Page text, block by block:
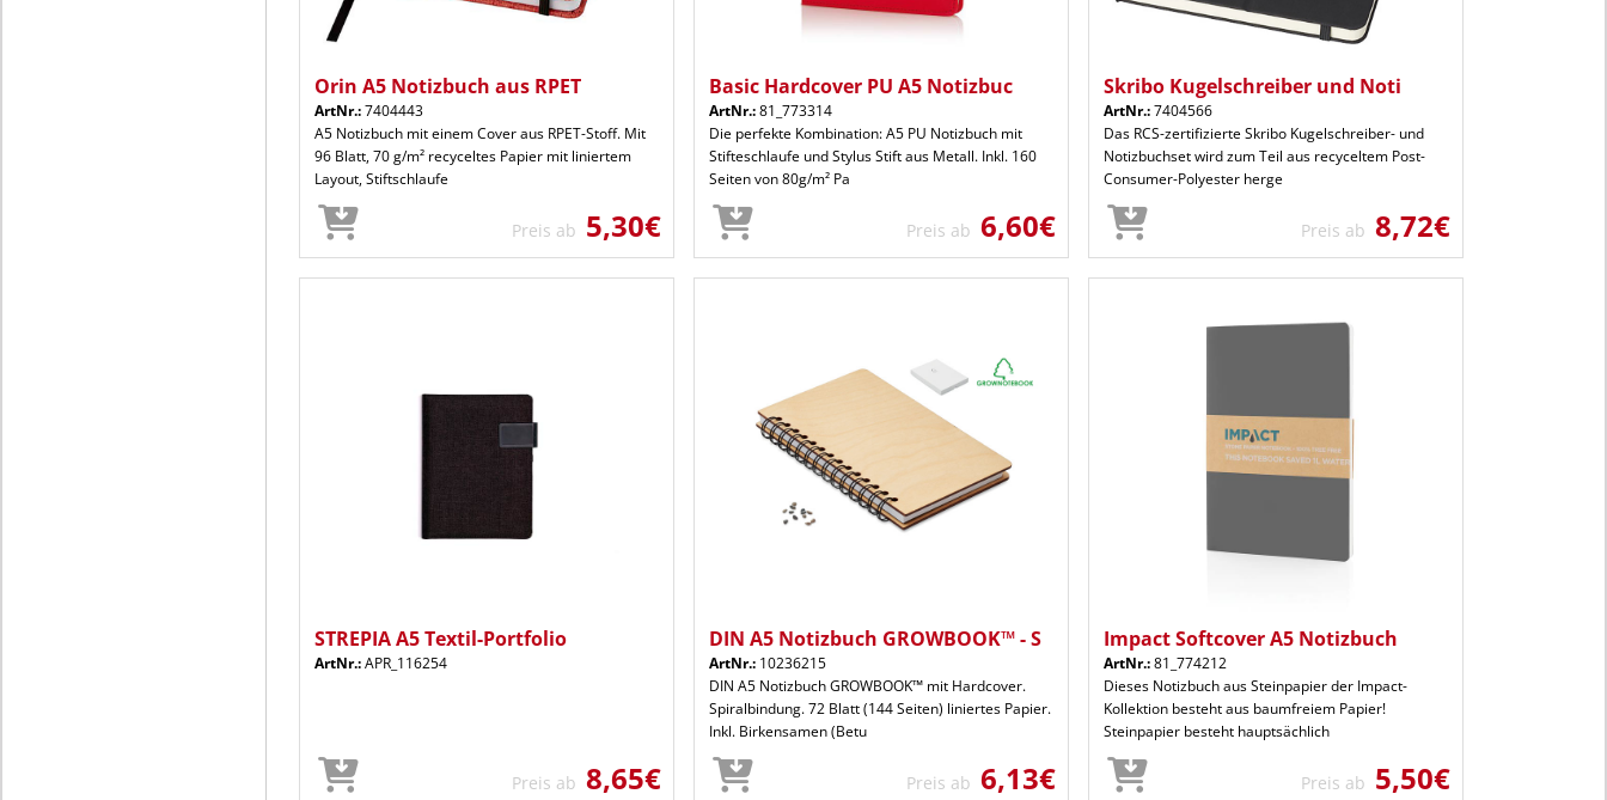
Orin A5 Notizbuch aus RPET
ArtNr.:7404443
A5 Notizbuch mit einem Cover aus RPET-Stoff. Mit
96 Blatt, 70 g/m² recyceltes Papier mit liniertem
Layout, Stiftschlaufe
Preis ab 5,30€
Basic Hardcover PU A5 Notizbuc
ArtNr.:81_773314
Die perfekte Kombination: A5 PU Notizbuch mit
Stifteschlaufe und Stylus Stift aus Metall. Inkl. 160
Seiten von 80g/m² Pa
Preis ab 6,60€
Skribo Kugelschreiber und Noti
ArtNr.:7404566
Das RCS-zertifizierte Skribo Kugelschreiber- und
Notizbuchset wird zum Teil aus recyceltem Post-
Consumer-Polyester herge
Preis ab 8,72€
STREPIA A5 Textil-Portfolio
ArtNr.:APR_116254
Preis ab 8,65€
DIN A5 Notizbuch GROWBOOK™ - S
ArtNr.: 10236215
DIN A5 Notizbuch GROWBOOK™ mit Hardcover.
Spiralbindung. 72 Blatt (144 Seiten) liniertes Papier.
Inkl. Birkensamen (Betu
Preis ab 6,13€
Impact Softcover A5 Notizbuch
ArtNr.:81_774212
Dieses Notizbuch aus Steinpapier der Impact-
Kollektion besteht aus baumfreiem Papier!
Steinpapier besteht hauptsächlich
Preis ab 5,50€